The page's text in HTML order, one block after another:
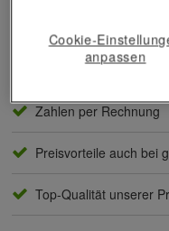
Individuelle Beratung
Zahlen per Rechnung
Preisvorteile auch bei
Top-Qualität unserer
Cookie-
anpassen